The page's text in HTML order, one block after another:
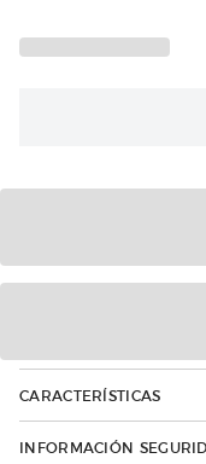
CARACTERÍSTICAS
INFORMACIÓN